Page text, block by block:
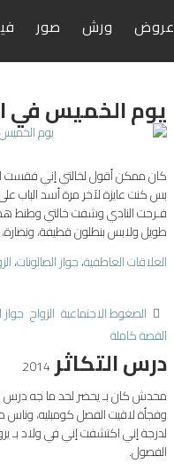
عروض ورش صور
يوم الخميس في
كان ممكن أقول لخالتي إني فقست
بس كنت عايزة لآخر مرة أسد الباب
فـرحت النادي وشفت خالتي وطنط
طويل ولابس بنطلون قطيفة،
العلاقات العاطفية،جواز الصالونات،
الضغوط الاجتماعية الزواج جواز
القصة كاملة
درس التكاثر2014
محدش كان بـ يحضر لحد ما جه درس
وفجأة لاقيت الفصل كومبليه،
لدرجة إني اكتشفت إني في ولاد بـ
الفصول.